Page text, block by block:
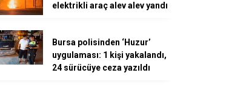
elektrikli araç alev alev yandı
Bursa polisinden ‘Huzur’
uygulaması: 1 kişi yakalandı,
24 sürücüye ceza yazıldı